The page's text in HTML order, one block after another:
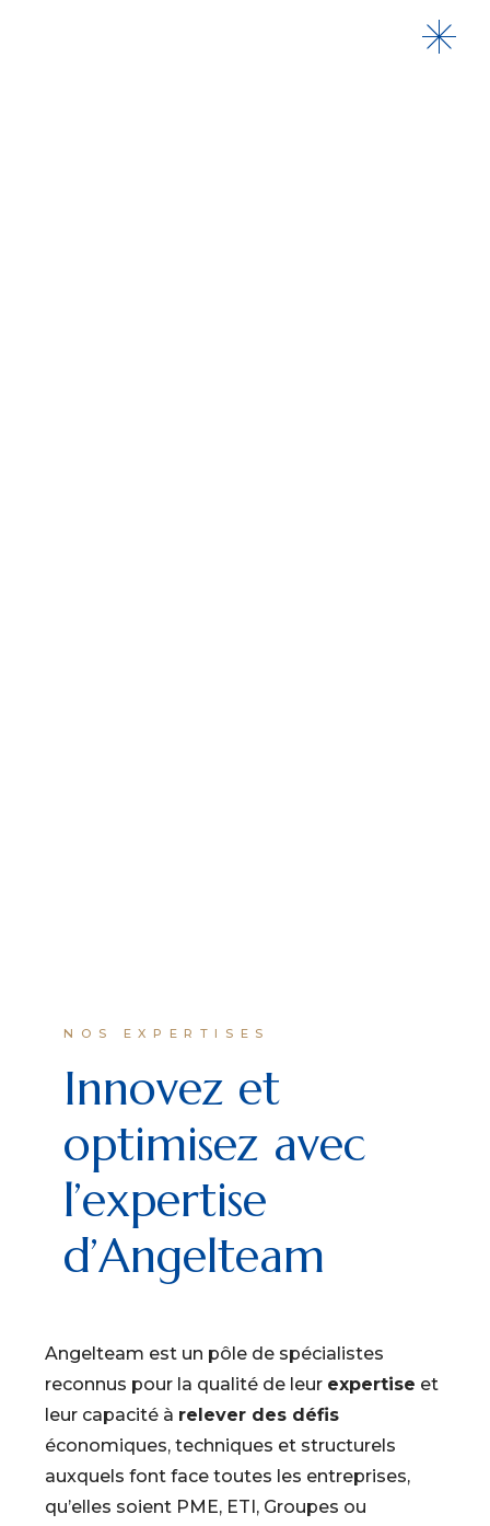
NOS EXPERTISES
Innovez et
optimisez avec
l’expertise
d’Angelteam
Angelteam est un pôle de spécialistes
reconnus pour la qualité de leur expertise et
leur capacité à relever des défis
économiques, techniques et structurels
auxquels font face toutes les entreprises,
qu’elles soient PME, ETI, Groupes ou